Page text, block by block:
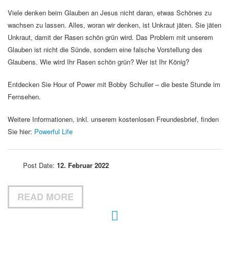
Viele denken beim Glauben an Jesus nicht daran, etwas Schönes zu
wachsen zu lassen. Alles, woran wir denken, ist Unkraut jäten. Sie jäten
Unkraut, damit der Rasen schön grün wird. Das Problem mit unserem
Glauben ist nicht die Sünde, sondern eine falsche Vorstellung des
Glaubens. Wie wird Ihr Rasen schön grün? Wer ist Ihr König?
Entdecken Sie Hour of Power mit Bobby Schuller – die beste Stunde im
Fernsehen.
Weitere Informationen, inkl. unserem kostenlosen Freundesbrief, finden
Sie hier: Powerful Life
Post Date: 12. Februar 2022
READ MORE